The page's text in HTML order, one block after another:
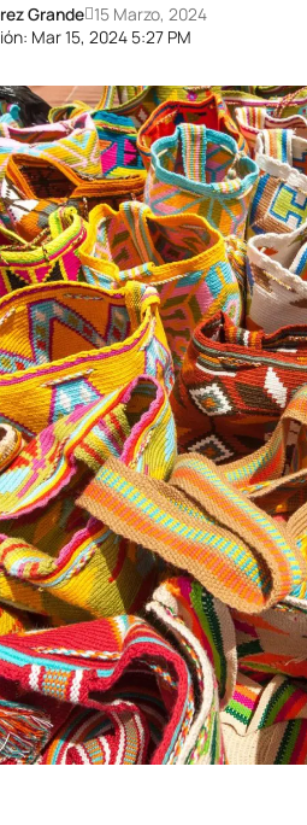
Mar 15, 2024 5:27 PM
Grande 15 Marzo, 2024